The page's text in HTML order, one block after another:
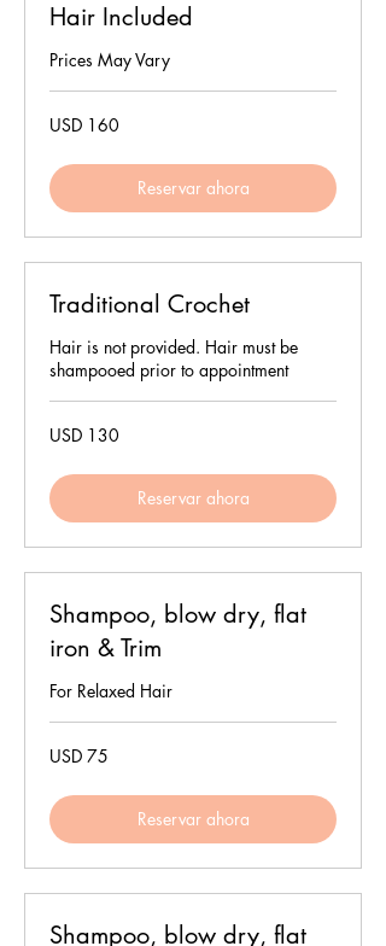
Hair Included
Prices May Vary
160
dólares
USD 160
Reservar ahora
Traditional Crochet
Hair is not provided. Hair must be
shampooed prior to appointment
130
dólares
USD 130
Reservar ahora
Shampoo, blow dry, flat
iron & Trim
For Relaxed Hair
75
dólares
USD 75
Reservar ahora
Shampoo, blow dry, flat